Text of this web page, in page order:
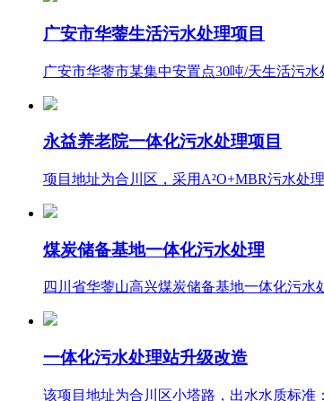
广安市华蓥生活污水处理项目
广安市华蓥市某集中安置点30吨/天生活污
永益养老院一体化污水处理项目
项目地址为合川区，采用A²O+MBR污水处
煤炭储备基地一体化污水处理
四川省华蓥山高兴煤炭储备基地一体化污水
一体化污水处理站升级改造
该项目地址为合川区小塔路，出水水质标准